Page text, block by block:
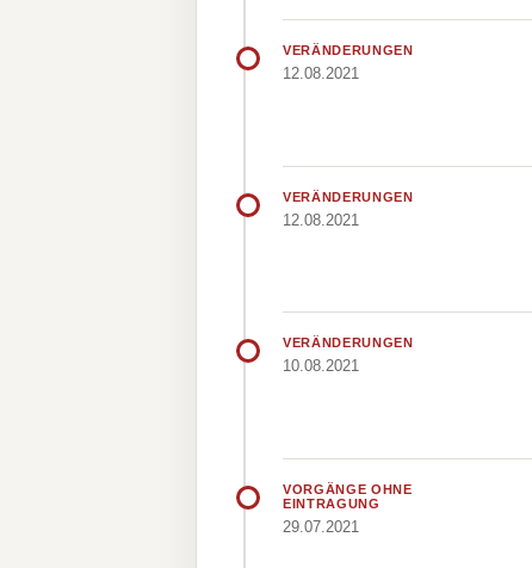
VERÄNDERUNGEN
12.08.2021
VERÄNDERUNGEN
12.08.2021
VERÄNDERUNGEN
10.08.2021
VORGÄNGE OHNE
EINTRAGUNG
29.07.2021